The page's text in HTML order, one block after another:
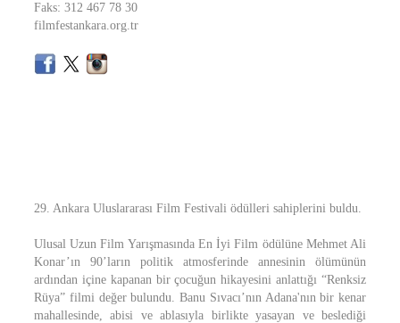
Faks: 312 467 78 30
filmfestankara.org.tr
29. Ankara Uluslararası Film Festivali ödülleri sahiplerini buldu.
Ulusal Uzun Film Yarışmasında En İyi Film ödülüne Mehmet Ali
Konar’ın 90’ların politik atmosferinde annesinin ölümünün
ardından içine kapanan bir çocuğun hikayesini anlattığı “Renksiz
Rüya” filmi değer bulundu. Banu Sıvacı’nın Adana'nın bir kenar
mahallesinde, abisi ve ablasıyla birlikte yasayan ve beslediği